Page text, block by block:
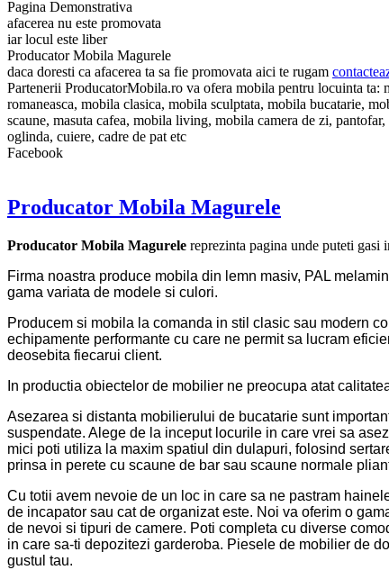
Pagina Demonstrativa
afacerea nu este promovata
iar locul este liber
Producator Mobila Magurele
daca doresti ca afacerea ta sa fie promovata aici te rugam
Partenerii ProducatorMobila.ro va ofera mobila pentru locuinta
romaneasca, mobila clasica, mobila sculptata, mobila bucatarie,
scaune, masuta cafea, mobila living, mobila camera de zi,
oglinda, cuiere, cadre de pat etc
Facebook
Producator Mobila Magurele
Producator Mobila Magurele reprezinta pagina unde puteti gasi
Firma noastra produce mobila din lemn masiv, PAL
gama variata de modele si culori.
Producem si mobila la comanda in stil clasic sau modern
echipamente performante cu care ne permit sa lucram
deosebita fiecarui client.
In productia obiectelor de mobilier ne preocupa atat
Asezarea si distanta mobilierului de bucatarie sunt
suspendate. Alege de la inceput locurile in care vrei sa
mici poti utiliza la maxim spatiul din dulapuri, folosind
prinsa in perete cu scaune de bar sau scaune normale
Cu totii avem nevoie de un loc in care sa ne pastram
de incapator sau cat de organizat este. Noi va oferim o
de nevoi si tipuri de camere. Poti completa cu diverse
in care sa-ti depozitezi garderoba. Piesele de mobilier de
gustul tau.